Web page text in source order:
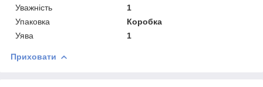
Уважність
1
Упаковка
Коробка
Уява
1
Приховати